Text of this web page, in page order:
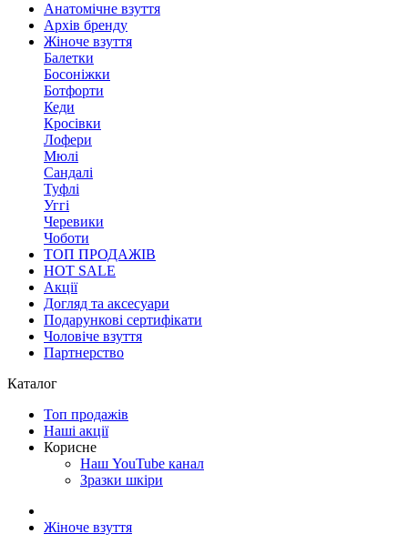
Анатомічне взуття
Архів бренду
Жіноче взуття
Балетки
Босоніжки
Ботфорти
Кеди
Кросівки
Лофери
Мюлі
Сандалі
Туфлі
Уггі
Черевики
Чоботи
ТОП ПРОДАЖІВ
HOT SALE
Акції
Догляд та аксесуари
Подарункові сертифікати
Чоловіче взуття
Партнерство
Каталог
Топ продажів
Наші акції
Корисне
Наш YouTube канал
Зразки шкіри
Жіноче взуття